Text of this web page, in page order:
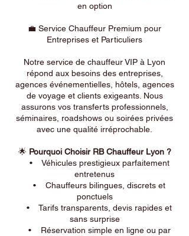
en option
💼 Service Chauffeur Premium pour
Entreprises et Particuliers
Notre service de chauffeur VIP à Lyon
répond aux besoins des entreprises,
agences événementielles, hôtels, agences
de voyage et clients exigeants. Nous
assurons vos transferts professionnels,
séminaires, roadshows ou soirées privées
avec une qualité irréprochable.
🌟 Pourquoi Choisir RB Chauffeur Lyon ?
• Véhicules prestigieux parfaitement
entretenus
• Chauffeurs bilingues, discrets et
ponctuels
• Tarifs transparents, devis rapides et
sans surprise
• Réservation simple en ligne ou par